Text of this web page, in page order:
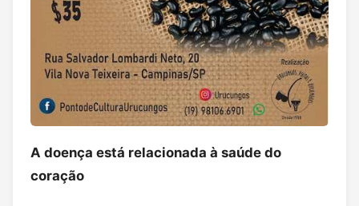
A doença está relacionada à saúde do
coração